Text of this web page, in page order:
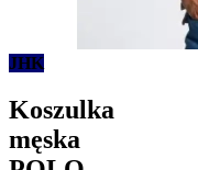
JHK
Koszulka
męska